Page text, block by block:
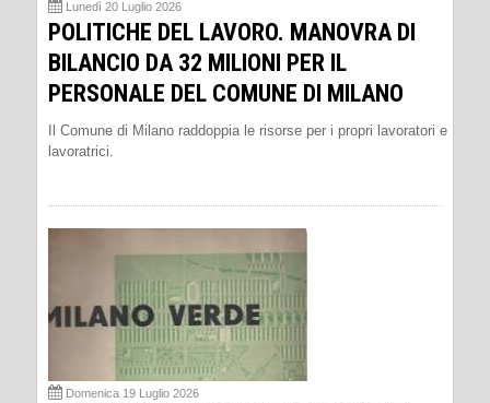
Lunedì 20 Luglio 2026
POLITICHE DEL LAVORO. MANOVRA DI
BILANCIO DA 32 MILIONI PER IL
PERSONALE DEL COMUNE DI MILANO
Il Comune di Milano raddoppia le risorse per i propri lavoratori e
lavoratrici.
Domenica 19 Luglio 2026